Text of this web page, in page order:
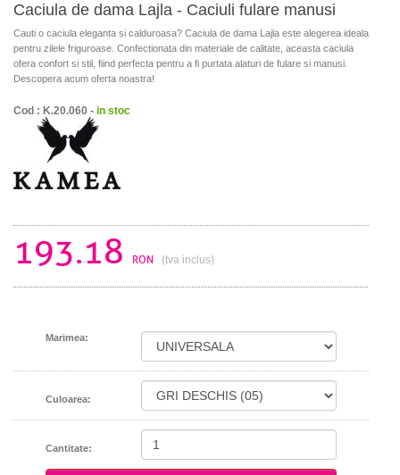
Caciula de dama Lajla - Caciuli fulare manusi
Cauti o caciula eleganta si calduroasa? Caciula de dama Lajla este alegerea ideala
pentru zilele friguroase. Confectionata din materiale de calitate, aceasta caciula
ofera confort si stil, fiind perfecta pentru a fi purtata alaturi de fulare si manusi.
Descopera acum oferta noastra!
Cod : K.20.060 - in stoc
193.18 RON (tva inclus)
Marimea:
Culoarea:
Cantitate: